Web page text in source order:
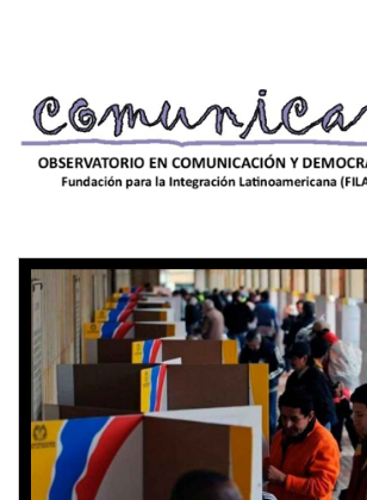
Trump y las drogas: la viga en los propios ojos